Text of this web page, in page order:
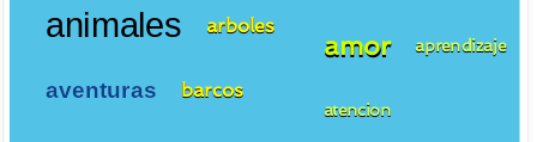
amor aprendizaje
atencion
animales arboles
aventuras barcos